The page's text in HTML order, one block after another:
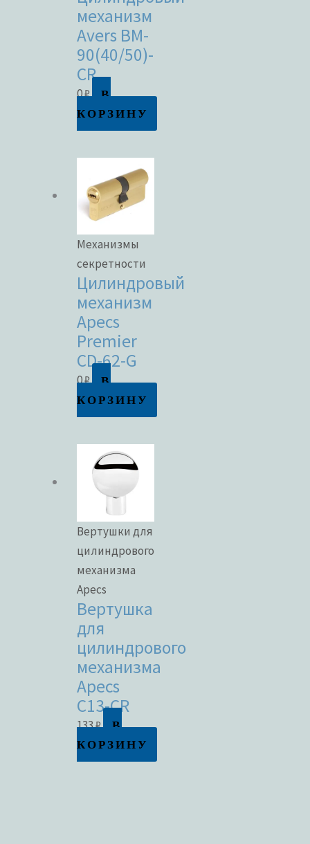
механизм
Avers BM-
90(40/50)-
CR
0₽
В
КОРЗИНУ
Механизмы
секретности
Цилиндровый
механизм
Apecs
Premier
CD-62-G
0₽
В
КОРЗИНУ
Вертушки для
цилиндрового
механизма
Apecs
Вертушка
для
цилиндрового
механизма
Apecs
C13-CR
133₽
В
КОРЗИНУ